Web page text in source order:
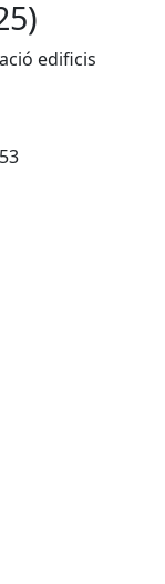
edificis